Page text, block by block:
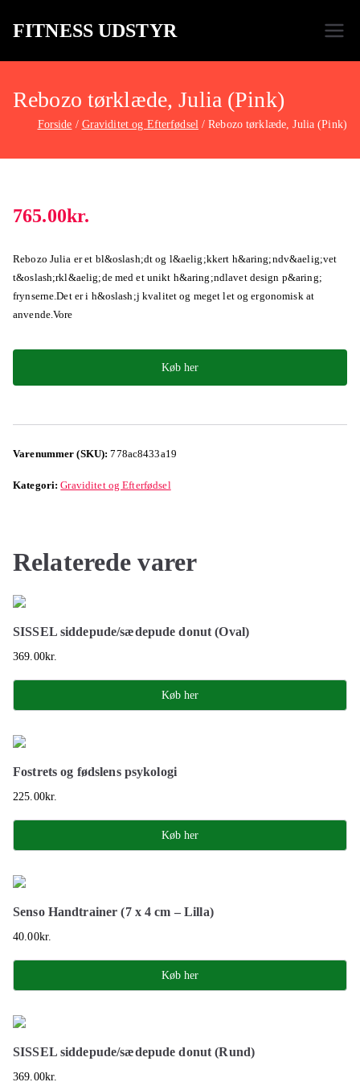
FITNESS UDSTYR
Rebozo tørklæde, Julia (Pink)
Forside Graviditet og Efterfødsel Rebozo tørklæde, Julia (Pink)
765.00kr.
Rebozo Julia er et bl&oslash;dt og l&aelig;kkert h&aring;ndv&aelig;vet
t&oslash;rkl&aelig;de med et unikt h&aring;ndlavet design p&aring;
frynserne.Det er i h&oslash;j kvalitet og meget let og ergonomisk at
anvende.Vore
Køb her
Varenummer (SKU):778ac8433a19
Kategori:Graviditet og Efterfødsel
Relaterede varer
SISSEL siddepude/sædepude donut (Oval)
369.00kr.
Køb her
Fostrets og fødslens psykologi
225.00kr.
Køb her
Senso Handtrainer (7 x 4 cm – Lilla)
40.00kr.
Køb her
SISSEL siddepude/sædepude donut (Rund)
369.00kr.